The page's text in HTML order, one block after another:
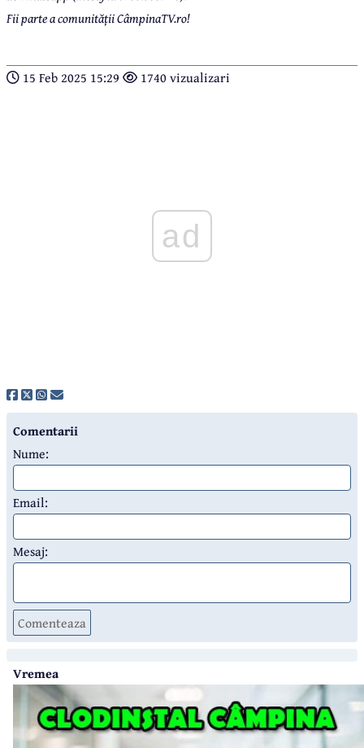
Fii parte a comunității CâmpinaTV.ro!
15 Feb 2025 15:29 1740 vizualizari
ad
Comentarii
Nume:
Email:
Mesaj:
Comenteaza
Vremea